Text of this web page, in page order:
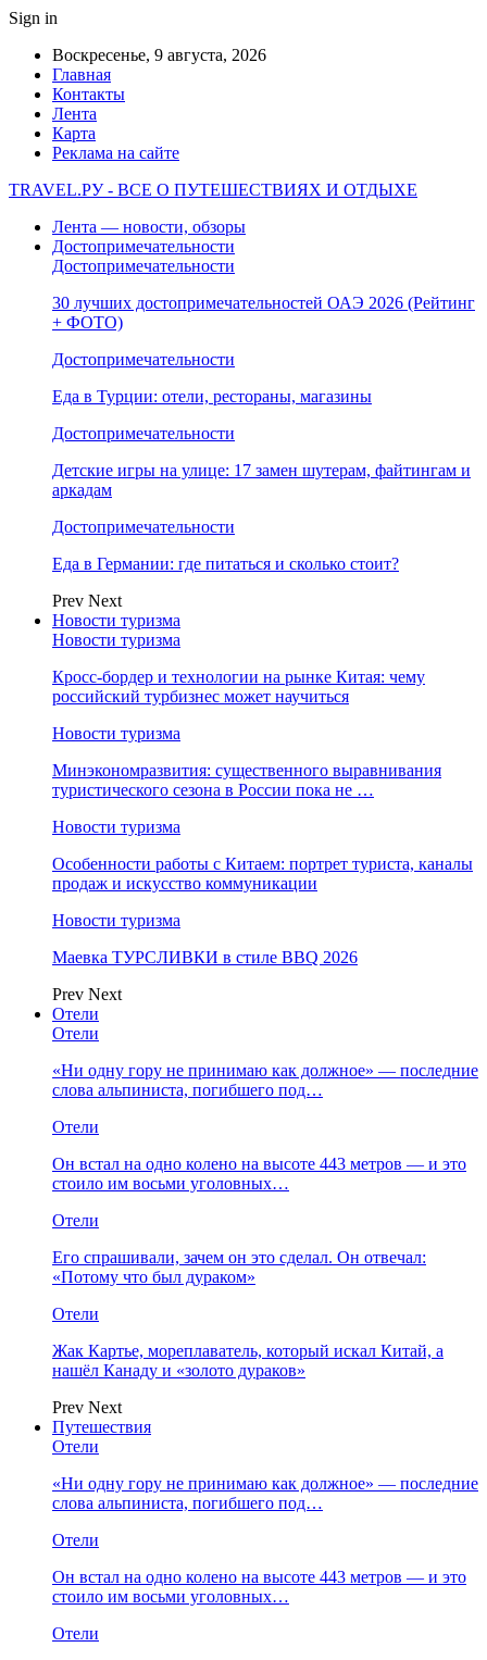
Sign in
Воскресенье, 9 августа, 2026
Главная
Контакты
Лента
Карта
Реклама на сайте
TRAVEL.РУ - ВСЕ О ПУТЕШЕСТВИЯХ И ОТДЫХЕ
Лента — новости, обзоры
Достопримечательности
Достопримечательности
30 лучших достопримечательностей ОАЭ 2026 (Рейтинг
+ ФОТО)
Достопримечательности
Еда в Турции: отели, рестораны, магазины
Достопримечательности
Детские игры на улице: 17 замен шутерам, файтингам и
аркадам
Достопримечательности
Еда в Германии: где питаться и сколько стоит?
Prev Next
Новости туризма
Новости туризма
Кросс-бордер и технологии на рынке Китая: чему
российский турбизнес может научиться
Новости туризма
Минэкономразвития: существенного выравнивания
туристического сезона в России пока не …
Новости туризма
Особенности работы с Китаем: портрет туриста, каналы
продаж и искусство коммуникации
Новости туризма
Маевка ТУРСЛИВКИ в стиле BBQ 2026
Prev Next
Отели
Отели
«Ни одну гору не принимаю как должное» — последние
слова альпиниста, погибшего под…
Отели
Он встал на одно колено на высоте 443 метров — и это
стоило им восьми уголовных…
Отели
Его спрашивали, зачем он это сделал. Он отвечал:
«Потому что был дураком»
Отели
Жак Картье, мореплаватель, который искал Китай, а
нашёл Канаду и «золото дураков»
Prev Next
Путешествия
Отели
«Ни одну гору не принимаю как должное» — последние
слова альпиниста, погибшего под…
Отели
Он встал на одно колено на высоте 443 метров — и это
стоило им восьми уголовных…
Отели